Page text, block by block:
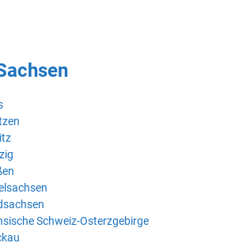
Schweiz-Osterzgebirge